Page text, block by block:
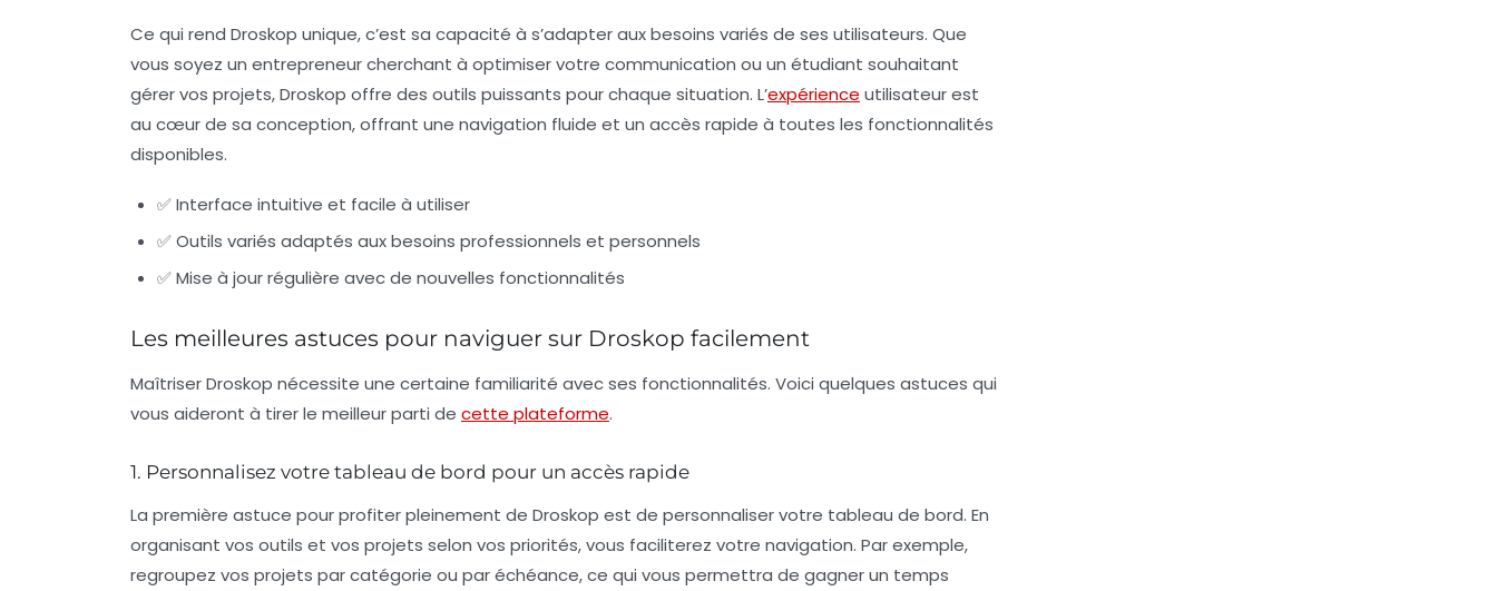
Ce qui rend Droskop unique, c’est sa capacité à s’adapter aux besoins variés de ses utilisateurs. Que
vous soyez un entrepreneur cherchant à optimiser votre communication ou un étudiant souhaitant
gérer vos projets, Droskop offre des outils puissants pour chaque situation. L’expérience utilisateur est
au cœur de sa conception, offrant une navigation fluide et un accès rapide à toutes les fonctionnalités
disponibles.
✅ Interface intuitive et facile à utiliser
✅ Outils variés adaptés aux besoins professionnels et personnels
✅ Mise à jour régulière avec de nouvelles fonctionnalités
Les meilleures astuces pour naviguer sur Droskop facilement
Maîtriser Droskop nécessite une certaine familiarité avec ses fonctionnalités. Voici quelques astuces qui
vous aideront à tirer le meilleur parti de cette plateforme.
1. Personnalisez votre tableau de bord pour un accès rapide
La première astuce pour profiter pleinement de Droskop est de personnaliser votre tableau de bord. En
organisant vos outils et vos projets selon vos priorités, vous faciliterez votre navigation. Par exemple,
regroupez vos projets par catégorie ou par échéance, ce qui vous permettra de gagner un temps